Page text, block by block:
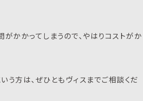
がかかってしまうので、やはりコストがか
う方は、ぜひともヴィスまでご相談くだ